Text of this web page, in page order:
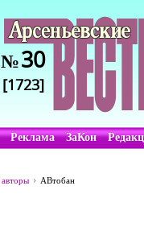
№30
[1723]
Реклама ЗаКон
АВтобан